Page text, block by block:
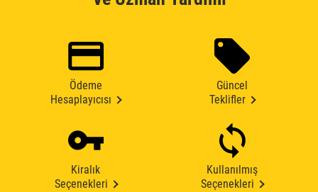
Ödeme
Hesaplayıcısı
Güncel
Teklifler
Kiralık
Seçenekleri
Kullanılmış
Seçenekleri